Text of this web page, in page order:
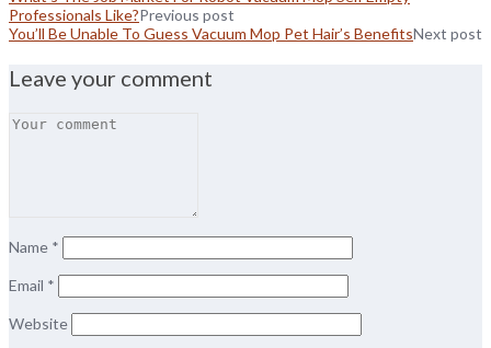
Professionals Like?Previous post
You’ll Be Unable To Guess Vacuum Mop Pet Hair’s BenefitsNext post
Leave your comment
Name *
Email *
Website